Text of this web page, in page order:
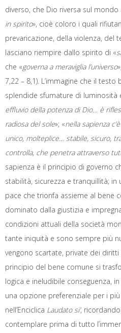
diverso, che Dio riversa sul
in spirito», cioè coloro i quali
prevaricazione, della violenza, del
lasciano riempire dallo spirito di «
che «governa a meraviglia l’universo
7,22 – 8,1). L’immagine che il
splendide sfumature di luminosità
effluvio della potenza di Dio… è
radiosa del sole»; «nella sapienza
unico, molteplice… stabile, sicuro,
controlla, che penetra attraverso
sapienza è il principio di governo
stabilità, sicurezza e tranquillità;
pace che trionfa assieme al bene
dominato dalla giustizia e
condizioni attuali della società
tante iniquità e sono sempre più
vengono scartate, private dei
principio del bene comune si
logica e ineludibile conseguenza,
una opzione preferenziale per i più
nell’Enciclica Laudato si’,
contemplare prima di tutto